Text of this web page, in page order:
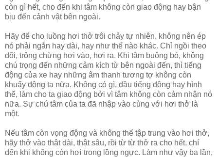
còn gì hết, cho đến khi tâm không còn giao động hay bận
bịu đến cảnh vật bên ngoài.
Hãy để cho luồng hơi thở trôi chảy tự nhiên, không nên ép
nó phải ngắn hay dài, hay như thế nào khác. Chỉ ngồi theo
dõi, trông chừng hơi vào, hơi ra. Khi tâm buông bỏ, không
chú trọng đến những cảm kích từ bên ngoài đến, thì tiếng
động của xe hay những âm thanh tương tợ không còn
khuấy động ta nữa. Không có gì, dầu tiếng động hay hình
thể, làm cho ta giao động bởi vì tâm không còn cảm nhận nó
nữa. Sự chú tâm của ta đã nhập vào cùng với hơi thở là
một.
Nếu tâm còn vọng động và không thể tập trung vào hơi thở,
hãy thở vào thật dài, thật sâu, rồi từ từ thở ra cho hết, chí
đến khi không còn hơi trong lồng ngực. Làm như vậy ba lần,